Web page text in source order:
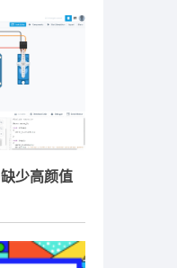
少高颜值